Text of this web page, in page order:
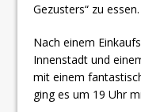
Gezusters“ zu essen.
Nach einem
Innenstadt und
mit einem
ging es um 19 Uhr